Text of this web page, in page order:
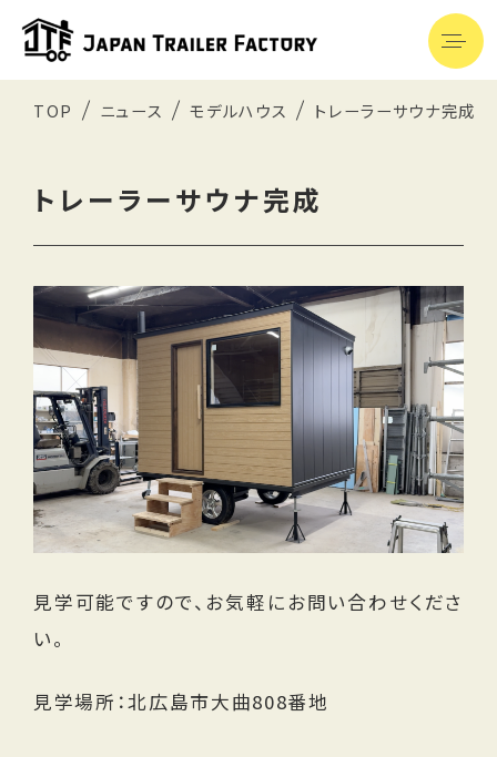
TOP ニュース モデルハウス トレーラーサウナ完成
トレーラーサウナ完成
見学可能ですので、お気軽にお問い合わせくださ
い。
見学場所：北広島市大曲808番地